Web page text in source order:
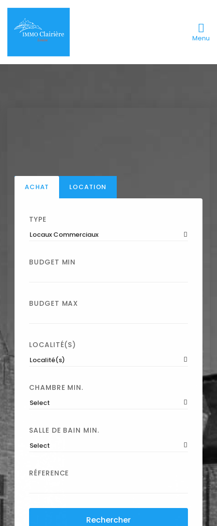
Menu
ACHAT LOCATION
TYPE
Locaux Commerciaux
BUDGET MIN
BUDGET MAX
LOCALITÉ(S)
Localité(s)
CHAMBRE MIN.
Select
SALLE DE BAIN MIN.
Select
RÉFERENCE
Rechercher